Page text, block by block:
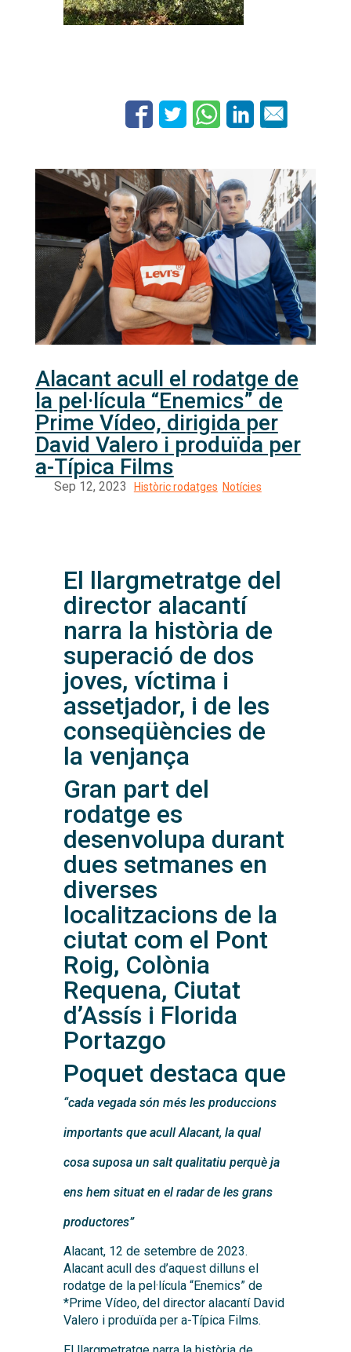
Alacant acull el rodatge de
la pel·lícula “Enemics” de
Prime Vídeo, dirigida per
David Valero i produïda per
a-Típica Films
El llargmetratge del
director alacantí
narra la història de
superació de dos
joves, víctima i
assetjador, i de les
conseqüències de
la venjança
Gran part del
rodatge es
desenvolupa durant
dues setmanes en
diverses
localitzacions de la
ciutat com el Pont
Roig, Colònia
Requena, Ciutat
d’Assís i Florida
Portazgo
Poquet destaca que
“cada vegada són més les produccions
importants que acull Alacant, la qual
cosa suposa un salt qualitatiu perquè ja
ens hem situat en el radar de les grans
productores”
Alacant, 12 de setembre de 2023.
Alacant acull des d’aquest dilluns el
rodatge de la pel·lícula “Enemics” de
*Prime Vídeo, del director alacantí David
Valero i produïda per a-Típica Films.